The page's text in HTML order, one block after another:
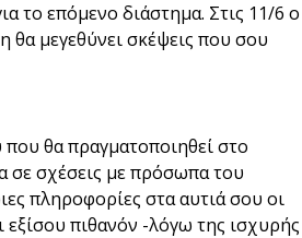
το επόμενο διάστημα. Στις 11/6 ο
θα μεγεθύνει σκέψεις που σου
θα πραγματοποιηθεί στο
σε σχέσεις με πρόσωπα του
πληροφορίες στα αυτιά σου οι
πιθανόν -λόγω της ισχυρής